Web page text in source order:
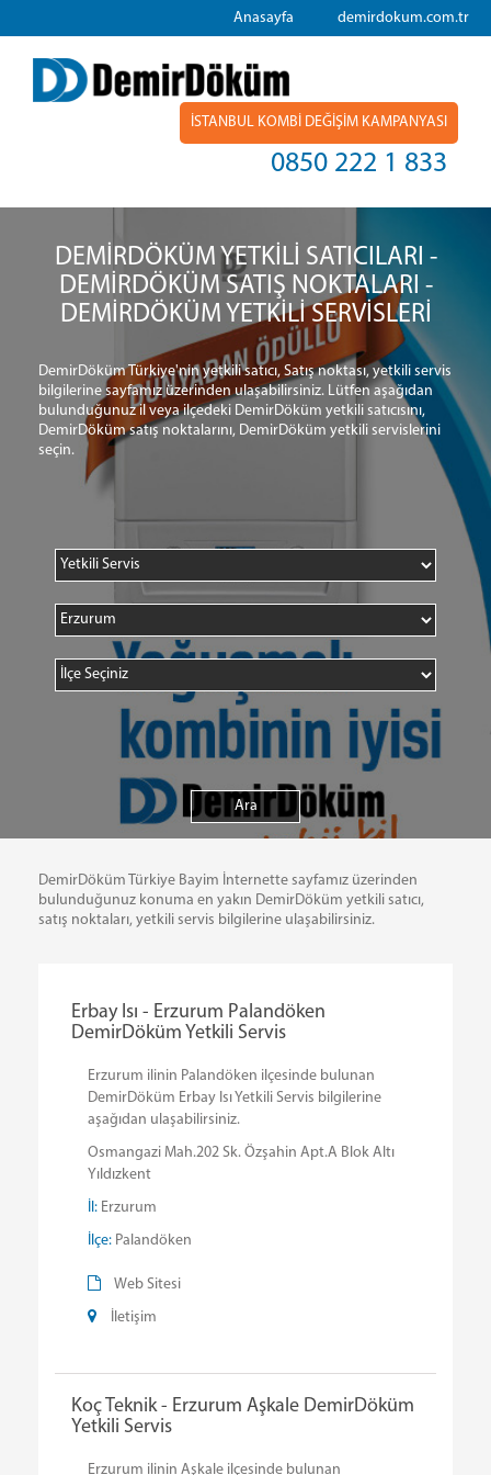
demirdokum.com.tr
Anasayfa
İSTANBUL KOMBİ DEĞİŞİM KAMPANYASI
0850 222 1 833
DEMİRDÖKÜM YETKİLİ SATICILARI -
DEMİRDÖKÜM SATIŞ NOKTALARI -
DEMİRDÖKÜM YETKİLİ SERVİSLERİ
DemirDöküm Türkiye'nin yetkili satıcı, Satış noktası, yetkili servis
bilgilerine sayfamız üzerinden ulaşabilirsiniz. Lütfen aşağıdan
bulunduğunuz il veya ilçedeki DemirDöküm yetkili satıcısını,
DemirDöküm satış noktalarını, DemirDöküm yetkili servislerini
seçin.
DemirDöküm Türkiye Bayim İnternette sayfamız üzerinden
bulunduğunuz konuma en yakın DemirDöküm yetkili satıcı,
satış noktaları, yetkili servis bilgilerine ulaşabilirsiniz.
Erbay Isı - Erzurum Palandöken
DemirDöküm Yetkili Servis
Erzurum ilinin Palandöken ilçesinde bulunan
DemirDöküm Erbay Isı Yetkili Servis bilgilerine
aşağıdan ulaşabilirsiniz.
Osmangazi Mah.202 Sk. Özşahin Apt.A Blok Altı
Yıldızkent
İl: Erzurum
İlçe: Palandöken
Web Sitesi
İletişim
Koç Teknik - Erzurum Aşkale DemirDöküm
Yetkili Servis
Erzurum ilinin Aşkale ilçesinde bulunan